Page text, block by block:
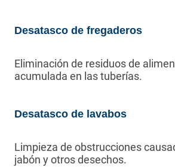
Desatasco de fregaderos
Eliminación de residuos de
acumulada en las tuberías.
Desatasco de lavabos
Limpieza de obstrucciones
jabón y otros desechos.